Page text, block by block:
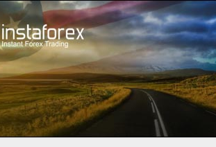
For Beginners Analysis for